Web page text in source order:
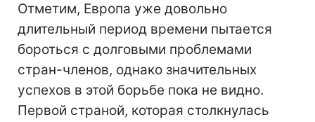
Отметим, Европа уже довольно
длительный период времени пытается
бороться с долговыми проблемами
стран-членов, однако значительных
успехов в этой борьбе пока не видно.
Первой страной, которая столкнулась